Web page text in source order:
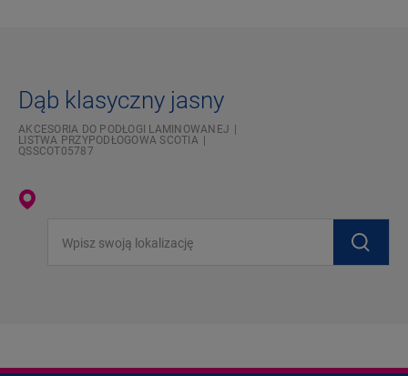
Dąb klasyczny jasny
AKCESORIA DO PODŁOGI LAMINOWANEJ
LISTWA PRZYPODŁOGOWA SCOTIA
QSSCOT05787